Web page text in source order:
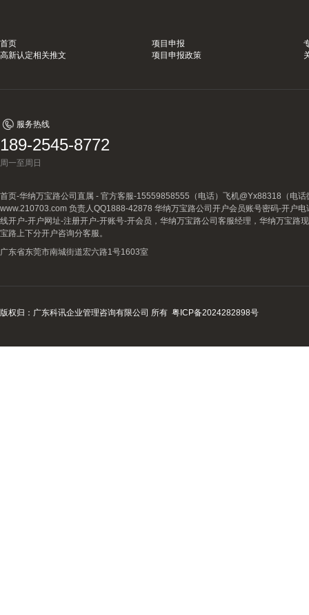
首页 项目申报
高新认定相关推文
项目申报政策
服务热线
189-2545-8772
周一至周日
首页-华纳万宝路公司直属 - 官方客服-15559858555（电话）飞机@Yx88318（电
www.210703.com 负责人QQ1888-42878 华纳万宝路公司开户会员账号密码-开户
线开户-开户网址-注册开户-开账号-开会员，华纳万宝路公司客服经理，华纳万宝路
宝路上下分开户咨询分客服。
广东省东莞市南城街道宏六路1号1603室
版权归：广东科讯企业管理咨询有限公司 所有 粤ICP备2024282898号